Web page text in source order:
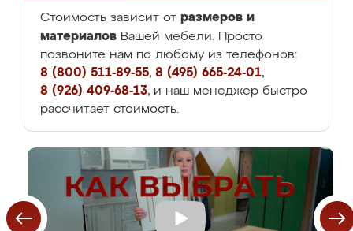
Стоимость зависит от размеров и
материалов Вашей мебели. Просто
позвоните нам по любому из телефонов:
8 (800) 511-89-55, 8 (495) 665-24-01,
8 (926) 409-68-13, и наш менеджер быстро
рассчитает стоимость.